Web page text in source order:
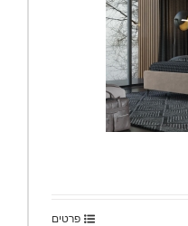
פרטים